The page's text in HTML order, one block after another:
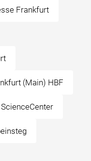
Frankfurt
(Main) HBF